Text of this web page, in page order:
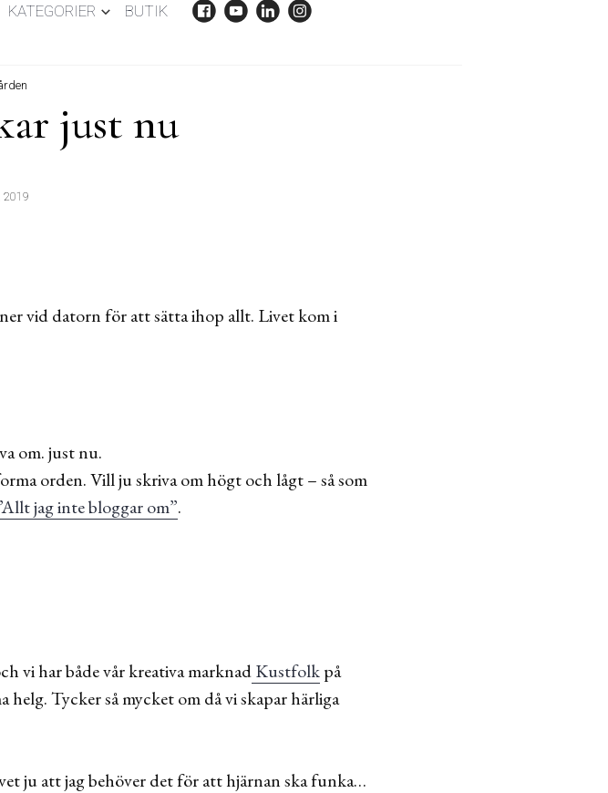
KATEGORIER BUTIK
just nu
2019
vid datorn för att sätta ihop allt. Livet kom i
om. just nu.
orden. Vill ju skriva om högt och lågt – så som
jag inte bloggar om”.
vi har både vår kreativa marknadKustfolkpå
helg. Tycker så mycket om då vi skapar härliga
ju att jag behöver det för att hjärnan ska funka…